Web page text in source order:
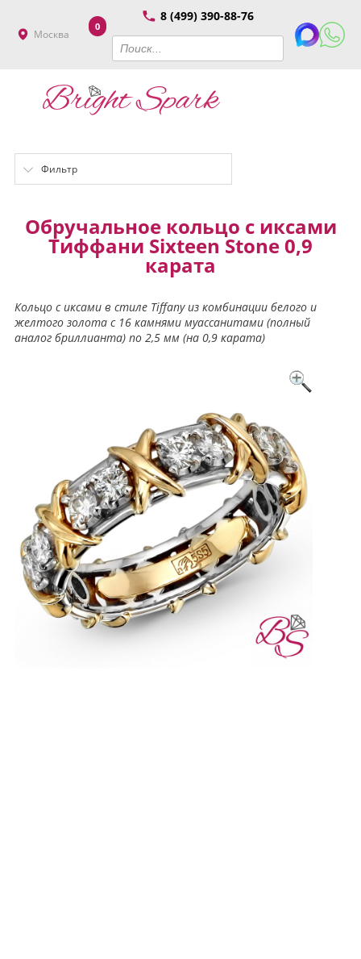
Москва
8 (499) 390-88-76
0
Фильтр
Обручальное кольцо с иксами
Тиффани Sixteen Stone 0,9
карата
Кольцо с иксами в стиле Tiffany из комбинации белого и
желтого золота с 16 камнями муассанитами (полный
аналог бриллианта) по 2,5 мм (на 0,9 карата)